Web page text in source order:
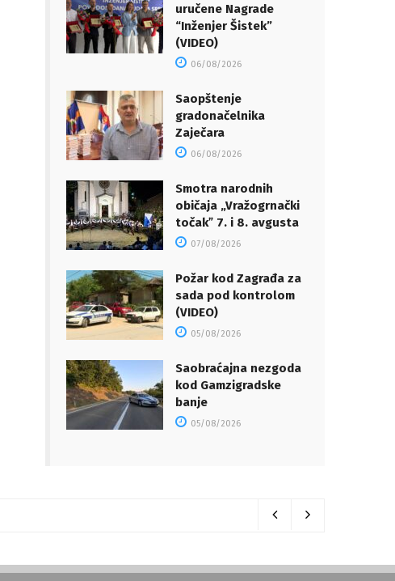
uručene Nagrade
“Inženjer Šistek”
(VIDEO)
06/08/2026
Saopštenje
gradonačelnika
Zaječara
06/08/2026
Smotra narodnih
običaja „Vražogrnački
točakˮ 7. i 8. avgusta
07/08/2026
Požar kod Zagrađa za
sada pod kontrolom
(VIDEO)
05/08/2026
Saobraćajna nezgoda
kod Gamzigradske
banje
05/08/2026